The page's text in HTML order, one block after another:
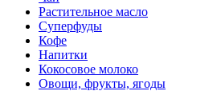
Растительное масло
Суперфуды
Кофе
Напитки
Кокосовое молоко
Овощи, фрукты, ягоды